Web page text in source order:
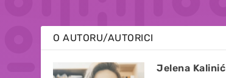
O AUTORU/AUTORICI
Jelena Kalinić